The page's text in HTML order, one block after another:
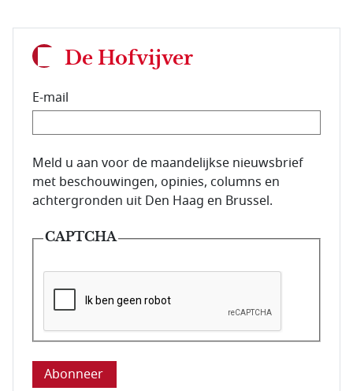
De Hofvijver
E-mail
E-mailadres van de abonnee.
Meld u aan voor de maandelijkse nieuwsbrief
met beschouwingen, opinies, columns en
achtergronden uit Den Haag en Brussel.
CAPTCHA
Deze vraag is om te controleren dat u een mens